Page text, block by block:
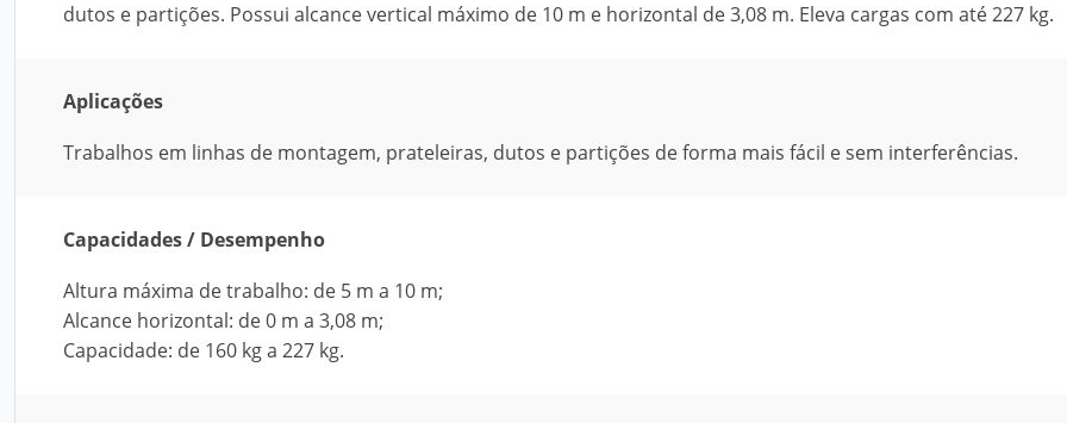
dutos e partições. Possui alcance vertical máximo de 10 m e horizontal de 3,08 m. Eleva cargas com até 227 kg.
Aplicações
Trabalhos em linhas de montagem, prateleiras, dutos e partições de forma mais fácil e sem interferências.
Capacidades / Desempenho
Altura máxima de trabalho: de 5 m a 10 m;
Alcance horizontal: de 0 m a 3,08 m;
Capacidade: de 160 kg a 227 kg.